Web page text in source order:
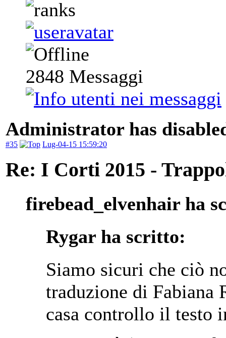
2848 Messaggi
Administrator has
#35 Lug-04-15 15:59:20
Re: I Corti 2015 -
firebead_elvenhair ha
Rygar ha scritto:
Siamo sicuri che ciò
traduzione di Fabiana
casa controllo il testo